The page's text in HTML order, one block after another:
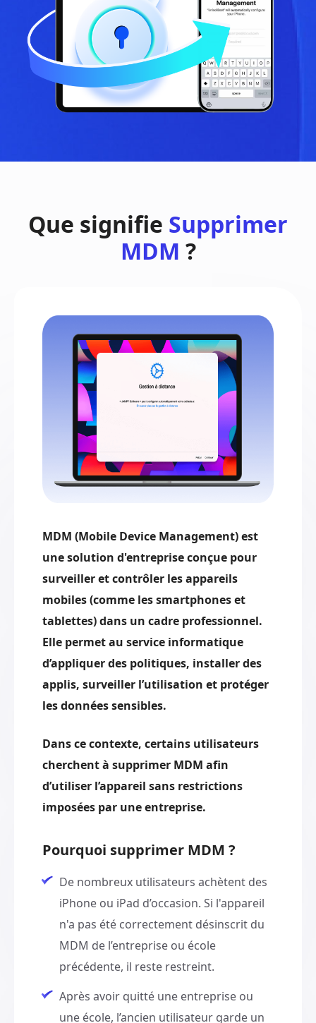
Que signifie Supprimer
MDM ?
MDM (Mobile Device Management) est
une solution d'entreprise conçue pour
surveiller et contrôler les appareils
mobiles (comme les smartphones et
tablettes) dans un cadre professionnel.
Elle permet au service informatique
d’appliquer des politiques, installer des
applis, surveiller l’utilisation et protéger
les données sensibles.
Dans ce contexte, certains utilisateurs
cherchent à supprimer MDM afin
d’utiliser l’appareil sans restrictions
imposées par une entreprise.
Pourquoi supprimer MDM ?
De nombreux utilisateurs achètent des
iPhone ou iPad d’occasion. Si l'appareil
n'a pas été correctement désinscrit du
MDM de l’entreprise ou école
précédente, il reste restreint.
Après avoir quitté une entreprise ou
une école, l’ancien utilisateur garde un